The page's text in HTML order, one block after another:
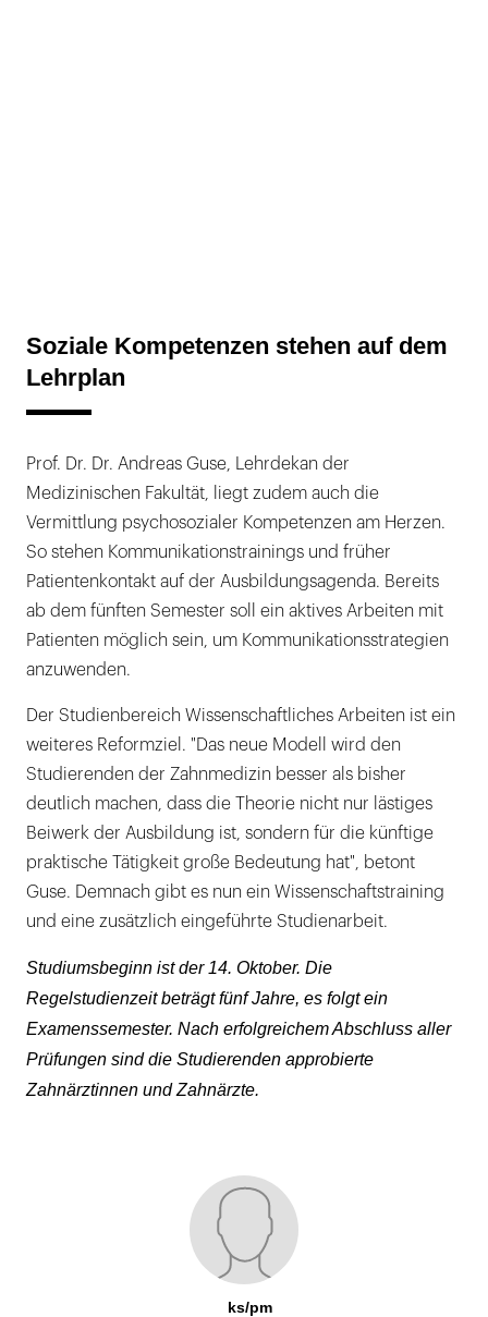
Soziale Kompetenzen stehen auf dem
Lehrplan
Prof. Dr. Dr. Andreas Guse, Lehrdekan der
Medizinischen Fakultät, liegt zudem auch die
Vermittlung psychosozialer Kompetenzen am Herzen.
So stehen Kommunikationstrainings und früher
Patientenkontakt auf der Ausbildungsagenda. Bereits
ab dem fünften Semester soll ein aktives Arbeiten mit
Patienten möglich sein, um Kommunikationsstrategien
anzuwenden.
Der Studienbereich Wissenschaftliches Arbeiten ist ein
weiteres Reformziel. "Das neue Modell wird den
Studierenden der Zahnmedizin besser als bisher
deutlich machen, dass die Theorie nicht nur lästiges
Beiwerk der Ausbildung ist, sondern für die künftige
praktische Tätigkeit große Bedeutung hat", betont
Guse. Demnach gibt es nun ein Wissenschaftstraining
und eine zusätzlich eingeführte Studienarbeit.
Studiumsbeginn ist der 14. Oktober. Die
Regelstudienzeit beträgt fünf Jahre, es folgt ein
Examenssemester. Nach erfolgreichem Abschluss aller
Prüfungen sind die Studierenden approbierte
Zahnärztinnen und Zahnärzte.
ks/pm